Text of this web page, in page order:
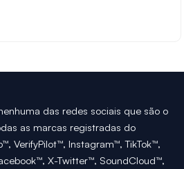
das redes sociais que são o
as marcas registradas do
VerifyPilot™, Instagram™, TikTok™,
X-Twitter™, SoundCloud™,